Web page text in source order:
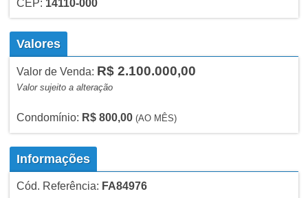
CEP: 14110-000
Valores
Valor de Venda: R$ 2.100.000,00
Valor sujeito a alteração
Condomínio: R$ 800,00 (AO MÊS)
Informações
Cód. Referência: FA84976